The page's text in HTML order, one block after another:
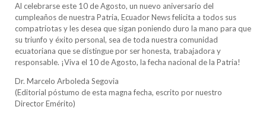
Al celebrarse este 10 de Agosto, un nuevo aniversario del
cumpleaños de nuestra Patria, Ecuador News felicita a todos sus
compatriotas y les desea que sigan poniendo duro la mano para que
su triunfo y éxito personal, sea de toda nuestra comunidad
ecuatoriana que se distingue por ser honesta, trabajadora y
responsable. ¡Viva el 10 de Agosto, la fecha nacional de la Patria!
Dr. Marcelo Arboleda Segovia
(Editorial póstumo de esta magna fecha, escrito por nuestro
Director Emérito)